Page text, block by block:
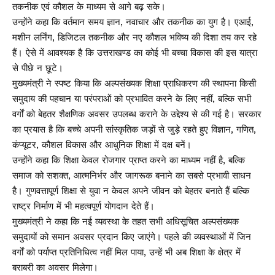
तकनीक एवं कौशल के माध्यम से आगे बढ़ सके।
उन्होंने कहा कि वर्तमान समय ज्ञान, नवाचार और तकनीक का युग है। एआई,
मशीन लर्निंग, डिजिटल तकनीक और नए कौशल भविष्य की दिशा तय कर रहे
हैं। ऐसे में आवश्यक है कि उत्तराखण्ड का कोई भी बच्चा विकास की इस यात्रा
से पीछे न छूटे।
मुख्यमंत्री ने स्पष्ट किया कि अल्पसंख्यक शिक्षा प्राधिकरण की स्थापना किसी
समुदाय की पहचान या परंपराओं को प्रभावित करने के लिए नहीं, बल्कि सभी
वर्गों को बेहतर शैक्षणिक अवसर उपलब्ध कराने के उद्देश्य से की गई है। सरकार
का प्रयास है कि बच्चे अपनी सांस्कृतिक जड़ों से जुड़े रहते हुए विज्ञान, गणित,
कंप्यूटर, कौशल विकास और आधुनिक शिक्षा में दक्ष बनें।
उन्होंने कहा कि शिक्षा केवल रोजगार प्राप्त करने का माध्यम नहीं है, बल्कि
समाज को सशक्त, आत्मनिर्भर और जागरूक बनाने का सबसे प्रभावी साधन
है। गुणवत्तापूर्ण शिक्षा से युवा न केवल अपने जीवन को बेहतर बनाते हैं बल्कि
राष्ट्र निर्माण में भी महत्वपूर्ण योगदान देते हैं।
मुख्यमंत्री ने कहा कि नई व्यवस्था के तहत सभी अधिसूचित अल्पसंख्यक
समुदायों को समान अवसर प्रदान किए जाएंगे। पहले की व्यवस्थाओं में जिन
वर्गों को पर्याप्त प्रतिनिधित्व नहीं मिल पाया, उन्हें भी अब शिक्षा के क्षेत्र में
बराबरी का अवसर मिलेगा।